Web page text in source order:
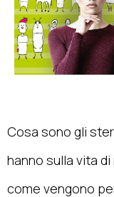
Cosa sono gli
hanno sulla vita
come vengono